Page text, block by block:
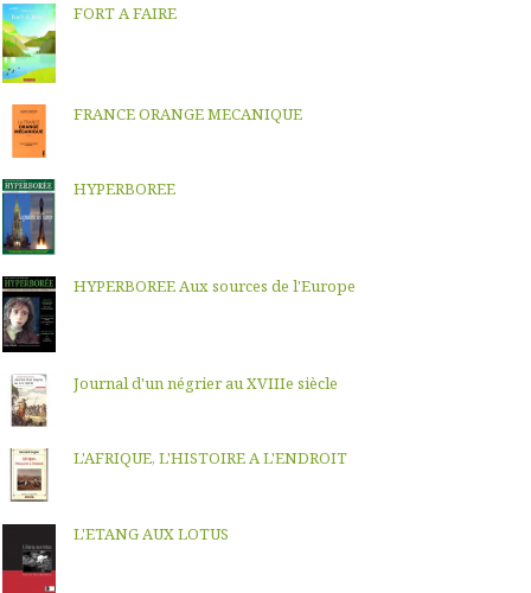
FORT A FAIRE
FRANCE ORANGE MECANIQUE
HYPERBOREE
HYPERBOREE Aux sources de l'Europe
Journal d'un négrier au XVIIIe siècle
L'AFRIQUE, L'HISTOIRE A L'ENDROIT
L'ETANG AUX LOTUS